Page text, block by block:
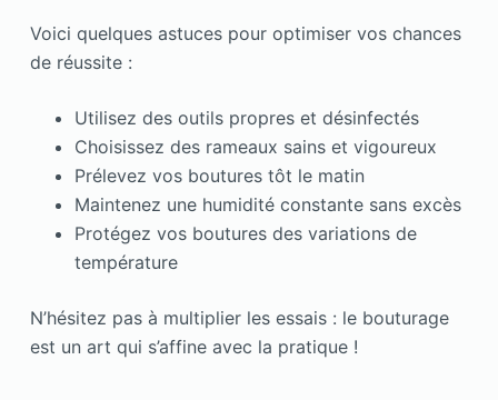
Voici quelques astuces pour optimiser vos chances
de réussite :
Utilisez des outils propres et désinfectés
Choisissez des rameaux sains et vigoureux
Prélevez vos boutures tôt le matin
Maintenez une humidité constante sans excès
Protégez vos boutures des variations de
température
N’hésitez pas à multiplier les essais : le bouturage
est un art qui s’affine avec la pratique !